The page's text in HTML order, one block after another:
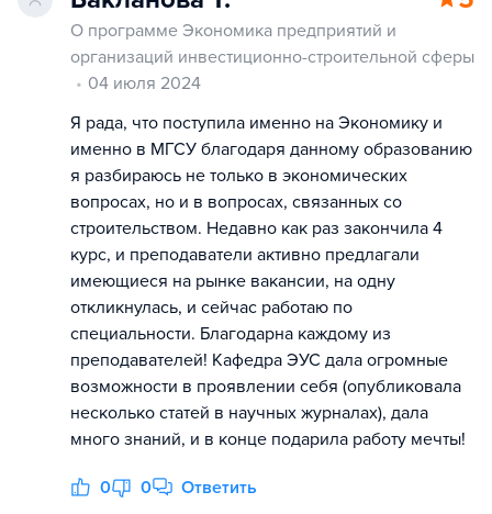
О программе Экономика предприятий и
организаций инвестиционно-строительной сферы
04 июля 2024
Я рада, что поступила именно на Экономику и
именно в МГСУ благодаря данному образованию
я разбираюсь не только в экономических
вопросах, но и в вопросах, связанных со
строительством. Недавно как раз закончила 4
курс, и преподаватели активно предлагали
имеющиеся на рынке вакансии, на одну
откликнулась, и сейчас работаю по
специальности. Благодарна каждому из
преподавателей! Кафедра ЭУС дала огромные
возможности в проявлении себя (опубликовала
несколько статей в научных журналах), дала
много знаний, и в конце подарила работу мечты!
0 0 Ответить